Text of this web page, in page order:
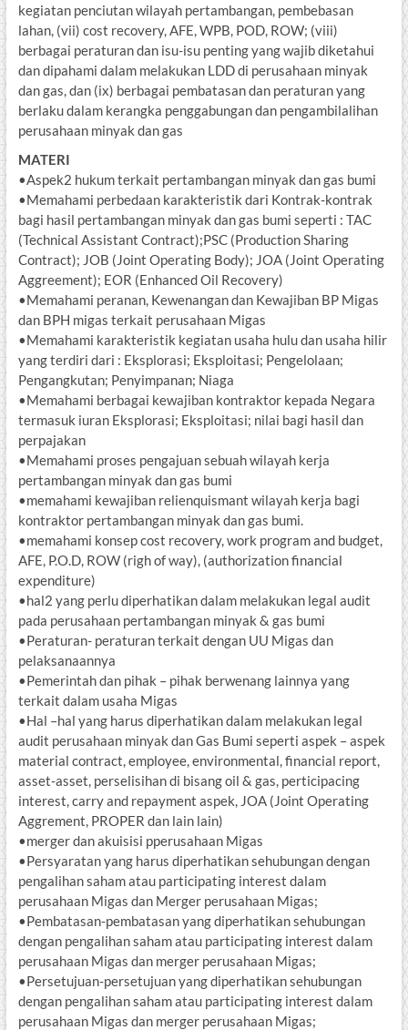
kegiatan penciutan wilayah pertambangan, pembebasan
lahan, (vii) cost recovery, AFE, WPB, POD, ROW; (viii)
berbagai peraturan dan isu-isu penting yang wajib diketahui
dan dipahami dalam melakukan LDD di perusahaan minyak
dan gas, dan (ix) berbagai pembatasan dan peraturan yang
berlaku dalam kerangka penggabungan dan pengambilalihan
perusahaan minyak dan gas
MATERI
•Aspek2 hukum terkait pertambangan minyak dan gas bumi
•Memahami perbedaan karakteristik dari Kontrak-kontrak
bagi hasil pertambangan minyak dan gas bumi seperti : TAC
(Technical Assistant Contract);PSC (Production Sharing
Contract); JOB (Joint Operating Body); JOA (Joint Operating
Aggreement); EOR (Enhanced Oil Recovery)
•Memahami peranan, Kewenangan dan Kewajiban BP Migas
dan BPH migas terkait perusahaan Migas
•Memahami karakteristik kegiatan usaha hulu dan usaha hilir
yang terdiri dari : Eksplorasi; Eksploitasi; Pengelolaan;
Pengangkutan; Penyimpanan; Niaga
•Memahami berbagai kewajiban kontraktor kepada Negara
termasuk iuran Eksplorasi; Eksploitasi; nilai bagi hasil dan
perpajakan
•Memahami proses pengajuan sebuah wilayah kerja
pertambangan minyak dan gas bumi
•memahami kewajiban relienquismant wilayah kerja bagi
kontraktor pertambangan minyak dan gas bumi.
•memahami konsep cost recovery, work program and budget,
AFE, P.O.D, ROW (righ of way), (authorization financial
expenditure)
•hal2 yang perlu diperhatikan dalam melakukan legal audit
pada perusahaan pertambangan minyak & gas bumi
•Peraturan- peraturan terkait dengan UU Migas dan
pelaksanaannya
•Pemerintah dan pihak – pihak berwenang lainnya yang
terkait dalam usaha Migas
•Hal –hal yang harus diperhatikan dalam melakukan legal
audit perusahaan minyak dan Gas Bumi seperti aspek – aspek
material contract, employee, environmental, financial report,
asset-asset, perselisihan di bisang oil & gas, perticipacing
interest, carry and repayment aspek, JOA (Joint Operating
Aggrement, PROPER dan lain lain)
•merger dan akuisisi pperusahaan Migas
•Persyaratan yang harus diperhatikan sehubungan dengan
pengalihan saham atau participating interest dalam
perusahaan Migas dan Merger perusahaan Migas;
•Pembatasan-pembatasan yang diperhatikan sehubungan
dengan pengalihan saham atau participating interest dalam
perusahaan Migas dan merger perusahaan Migas;
•Persetujuan-persetujuan yang diperhatikan sehubungan
dengan pengalihan saham atau participating interest dalam
perusahaan Migas dan merger perusahaan Migas;